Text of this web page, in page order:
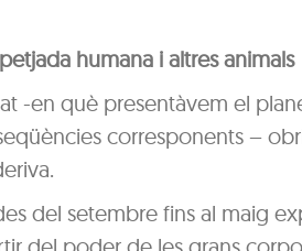
humana i altres animals
-en què presentàvem el
corresponents –
del setembre fins al maig